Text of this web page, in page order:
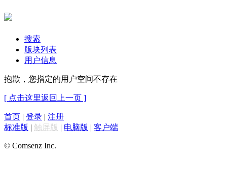
搜索
版块列表
用户信息
抱歉，您指定的用户空间不存在
[ 点击这里返回上一页 ]
首页 | 登录 | 注册
标准版 | 触屏版 | 电脑版 | 客户端
© Comsenz Inc.